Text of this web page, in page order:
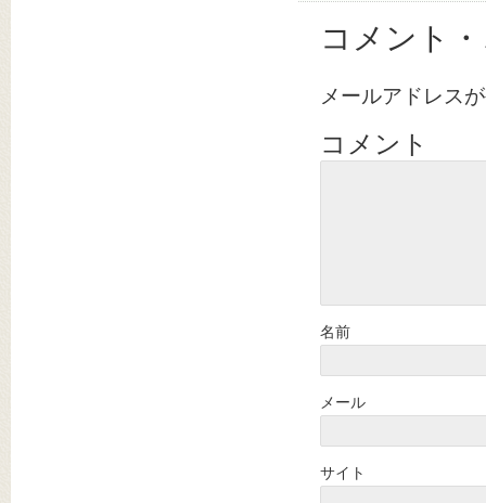
コメント
メールアドレス
コメント
名前
メール
サイト